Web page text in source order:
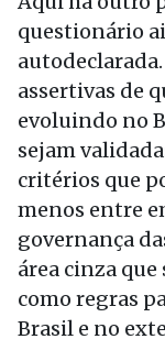
questionário
assertivas de
evoluindo no
sejam
critérios que
menos entre
governança
área cinza
como regras
Brasil e no